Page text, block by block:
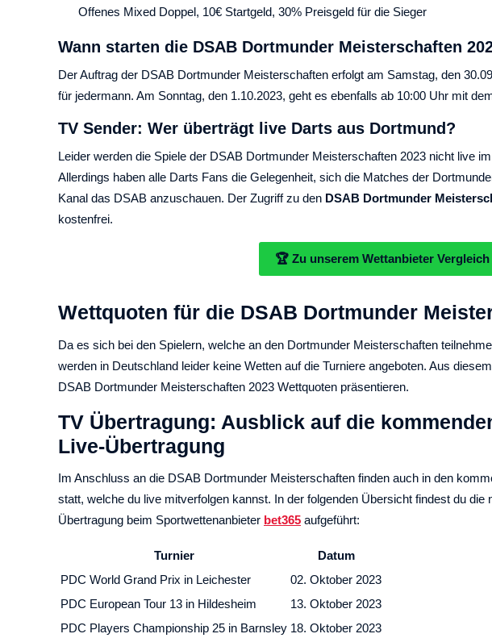
Offenes Mixed Doppel, 10€ Startgeld, 30% Preisgeld für die Sieger
Wann starten die DSAB Dortmunder Meisterschaften
Der Auftrag der DSAB Dortmunder Meisterschaften erfolgt am Samstag, den
für jedermann. Am Sonntag, den 1.10.2023, geht es ebenfalls ab 10:00 Uhr mit
TV Sender: Wer überträgt live Darts aus Dortmund?
Leider werden die Spiele der DSAB Dortmunder Meisterschaften 2023 nicht live
Allerdings haben alle Darts Fans die Gelegenheit, sich die Matches der
Kanal das DSAB anzuschauen. Der Zugriff zu den DSAB Dortmunder
kostenfrei.
🏆 Zu unserem Wettanbieter
Wettquoten für die DSAB Dortmunder
Da es sich bei den Spielern, welche an den Dortmunder Meisterschaften
werden in Deutschland leider keine Wetten auf die Turniere angeboten. Aus
DSAB Dortmunder Meisterschaften 2023 Wettquoten präsentieren.
TV Übertragung: Ausblick auf die
Live-Übertragung
Im Anschluss an die DSAB Dortmunder Meisterschaften finden auch in den
statt, welche du live mitverfolgen kannst. In der folgenden Übersicht findest du die
Übertragung beim Sportwettenanbieter bet365 aufgeführt:
Turnier
Datum
PDC World Grand Prix in Leichester
02. Oktober 2023
PDC European Tour 13 in Hildesheim
13. Oktober 2023
PDC Players Championship 25 in Barnsley 18. Oktober 2023